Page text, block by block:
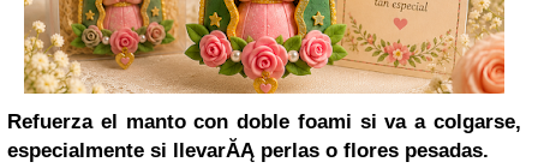
Refuerza el manto con doble foami si va a colgarse,
especialmente si llevarĂĄ perlas o flores pesadas.